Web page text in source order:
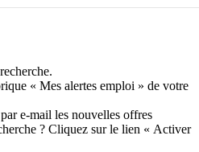
« Mes alertes emploi » de votre
e-mail les nouvelles offres
? Cliquez sur le lien « Activer